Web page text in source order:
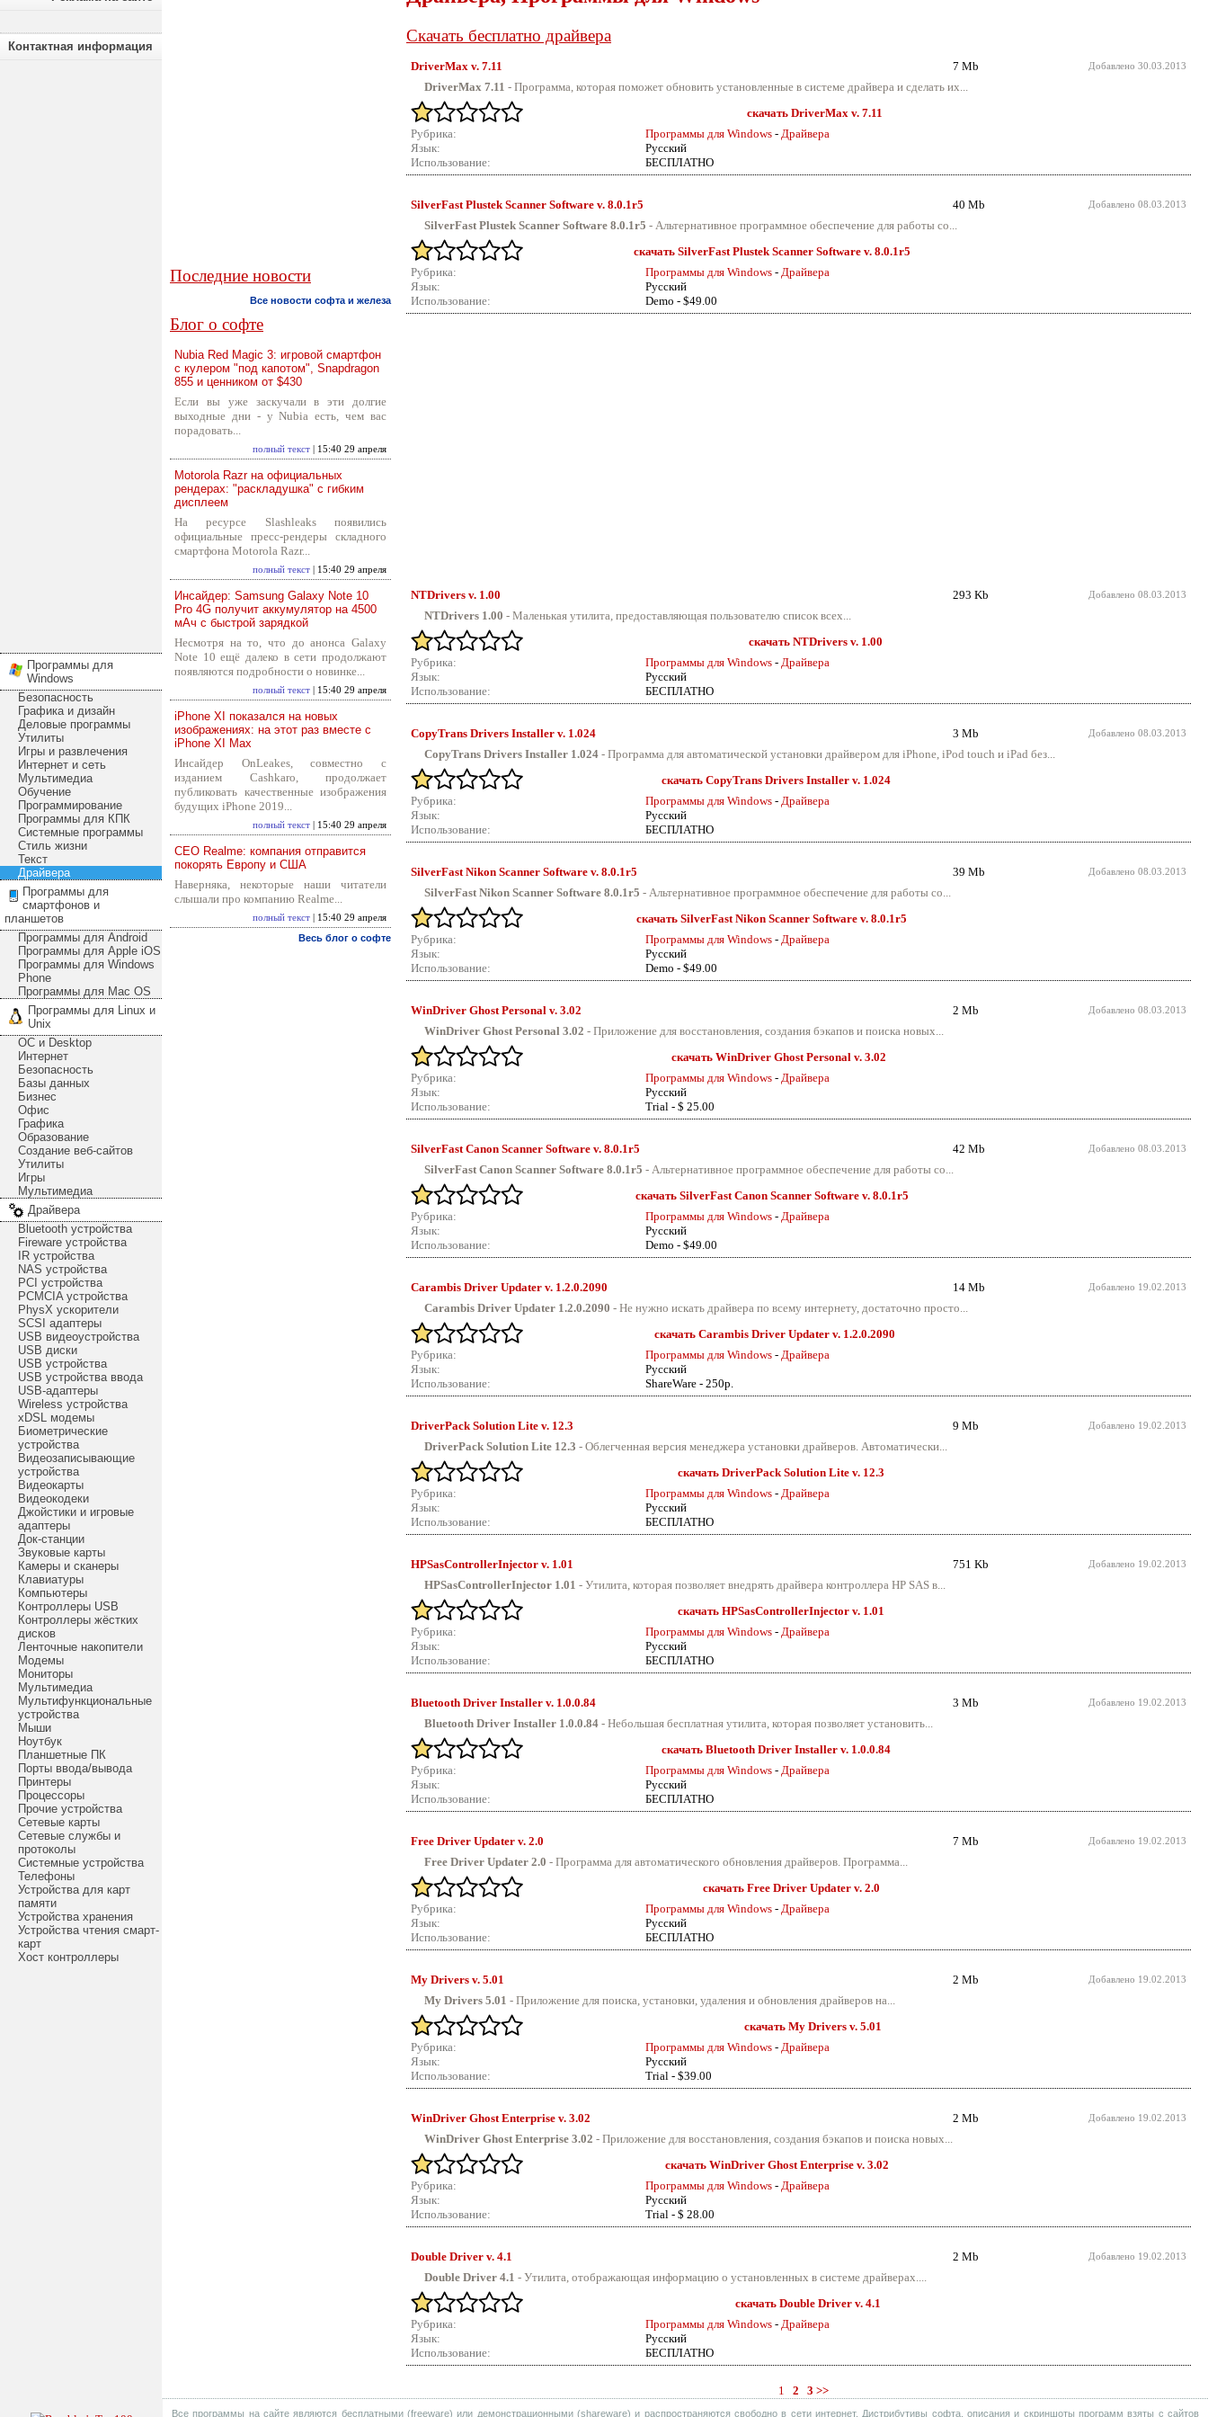
Контактная информация
Программы для
Windows
Безопасность
Графика и дизайн
Деловые программы
Утилиты
Игры и развлечения
Интернет и сеть
Мультимедиа
Обучение
Программирование
Программы для КПК
Системные программы
Стиль жизни
Текст
Драйвера
Программы для
смартфонов и
планшетов
Программы для Android
Программы для Apple iOS
Программы для Windows
Phone
Программы для Mac OS
Программы для Linux и
Unix
ОС и Desktop
Интернет
Безопасность
Базы данных
Бизнес
Офис
Графика
Образование
Создание веб-сайтов
Утилиты
Игры
Мультимедиа
Драйвера
Bluetooth устройства
Fireware устройства
IR устройства
NAS устройства
PCI устройства
PCMCIA устройства
PhysX ускорители
SCSI адаптеры
USB видеоустройства
USB диски
USB устройства
USB устройства ввода
USB-адаптеры
Wireless устройства
xDSL модемы
Биометрические
устройства
Видеозаписывающие
устройства
Видеокарты
Видеокодеки
Джойстики и игровые
адаптеры
Док-станции
Звуковые карты
Камеры и сканеры
Клавиатуры
Компьютеры
Контроллеры USB
Контроллеры жёстких
дисков
Ленточные накопители
Модемы
Мониторы
Мультимедиа
Мультифункциональные
устройства
Мыши
Ноутбук
Планшетные ПК
Порты ввода/вывода
Принтеры
Процессоры
Прочие устройства
Сетевые карты
Сетевые службы и
протоколы
Системные устройства
Телефоны
Устройства для карт
памяти
Устройства хранения
Устройства чтения смарт-
карт
Хост контроллеры
Последние новости
Все новости софта и железа
Блог о софте
Nubia Red Magic 3: игровой смартфон
с кулером "под капотом", Snapdragon
855 и ценником от $430
Если вы уже заскучали в эти долгие
выходные дни - у Nubia есть, чем вас
порадовать...
полный текст | 15:40 29 апреля
Motorola Razr на официальных
рендерах: "раскладушка" с гибким
дисплеем
На ресурсе Slashleaks появились
официальные пресс-рендеры складного
смартфона Motorola Razr...
полный текст | 15:40 29 апреля
Инсайдер: Samsung Galaxy Note 10
Pro 4G получит аккумулятор на 4500
мАч с быстрой зарядкой
Несмотря на то, что до анонса Galaxy
Note 10 ещё далеко в сети продолжают
появляются подробности о новинке...
полный текст | 15:40 29 апреля
iPhone XI показался на новых
изображениях: на этот раз вместе с
iPhone XI Max
Инсайдер OnLeakes, совместно с
изданием Cashkaro, продолжает
публиковать качественные изображения
будущих iPhone 2019...
полный текст | 15:40 29 апреля
CEO Realme: компания отправится
покорять Европу и США
Наверняка, некоторые наши читатели
слышали про компанию Realme...
полный текст | 15:40 29 апреля
Весь блог о софте
Скачать бесплатно драйвера
DriverMax v. 7.11 7 Mb Добавлено 30.03.2013
DriverMax 7.11 - Программа, которая поможет обновить установленные в системе драйвера и сделать их...
скачать DriverMax v. 7.11
Рубрика:
Программы для Windows - Драйвера
Язык:
Русский
Использование:
БЕСПЛАТНО
SilverFast Plustek Scanner Software v. 8.0.1r5 40 Mb Добавлено 08.03.2013
SilverFast Plustek Scanner Software 8.0.1r5 - Альтернативное программное обеспечение для работы со...
скачать SilverFast Plustek Scanner Software v. 8.0.1r5
Рубрика:
Программы для Windows - Драйвера
Язык:
Русский
Использование:
Demo - $49.00
NTDrivers v. 1.00 293 Kb Добавлено 08.03.2013
NTDrivers 1.00 - Маленькая утилита, предоставляющая пользователю список всех...
скачать NTDrivers v. 1.00
Рубрика:
Программы для Windows - Драйвера
Язык:
Русский
Использование:
БЕСПЛАТНО
CopyTrans Drivers Installer v. 1.024 3 Mb Добавлено 08.03.2013
CopyTrans Drivers Installer 1.024 - Программа для автоматической установки драйвером для iPhone, iPod touch и iPad без...
скачать CopyTrans Drivers Installer v. 1.024
Рубрика:
Программы для Windows - Драйвера
Язык:
Русский
Использование:
БЕСПЛАТНО
SilverFast Nikon Scanner Software v. 8.0.1r5 39 Mb Добавлено 08.03.2013
SilverFast Nikon Scanner Software 8.0.1r5 - Альтернативное программное обеспечение для работы со...
скачать SilverFast Nikon Scanner Software v. 8.0.1r5
Рубрика:
Программы для Windows - Драйвера
Язык:
Русский
Использование:
Demo - $49.00
WinDriver Ghost Personal v. 3.02 2 Mb Добавлено 08.03.2013
WinDriver Ghost Personal 3.02 - Приложение для восстановления, создания бэкапов и поиска новых...
скачать WinDriver Ghost Personal v. 3.02
Рубрика:
Программы для Windows - Драйвера
Язык:
Русский
Использование:
Trial - $ 25.00
SilverFast Canon Scanner Software v. 8.0.1r5 42 Mb Добавлено 08.03.2013
SilverFast Canon Scanner Software 8.0.1r5 - Альтернативное программное обеспечение для работы со...
скачать SilverFast Canon Scanner Software v. 8.0.1r5
Рубрика:
Программы для Windows - Драйвера
Язык:
Русский
Использование:
Demo - $49.00
Carambis Driver Updater v. 1.2.0.2090 14 Mb Добавлено 19.02.2013
Carambis Driver Updater 1.2.0.2090 - Не нужно искать драйвера по всему интернету, достаточно просто...
скачать Carambis Driver Updater v. 1.2.0.2090
Рубрика:
Программы для Windows - Драйвера
Язык:
Русский
Использование:
ShareWare - 250р.
DriverPack Solution Lite v. 12.3 9 Mb Добавлено 19.02.2013
DriverPack Solution Lite 12.3 - Облегченная версия менеджера установки драйверов. Автоматически...
скачать DriverPack Solution Lite v. 12.3
Рубрика:
Программы для Windows - Драйвера
Язык:
Русский
Использование:
БЕСПЛАТНО
HPSasControllerInjector v. 1.01 751 Kb Добавлено 19.02.2013
HPSasControllerInjector 1.01 - Утилита, которая позволяет внедрять драйвера контроллера HP SAS в...
скачать HPSasControllerInjector v. 1.01
Рубрика:
Программы для Windows - Драйвера
Язык:
Русский
Использование:
БЕСПЛАТНО
Bluetooth Driver Installer v. 1.0.0.84 3 Mb Добавлено 19.02.2013
Bluetooth Driver Installer 1.0.0.84 - Небольшая бесплатная утилита, которая позволяет установить...
скачать Bluetooth Driver Installer v. 1.0.0.84
Рубрика:
Программы для Windows - Драйвера
Язык:
Русский
Использование:
БЕСПЛАТНО
Free Driver Updater v. 2.0 7 Mb Добавлено 19.02.2013
Free Driver Updater 2.0 - Программа для автоматического обновления драйверов. Программа...
скачать Free Driver Updater v. 2.0
Рубрика:
Программы для Windows - Драйвера
Язык:
Русский
Использование:
БЕСПЛАТНО
My Drivers v. 5.01 2 Mb Добавлено 19.02.2013
My Drivers 5.01 - Приложение для поиска, установки, удаления и обновления драйверов на...
скачать My Drivers v. 5.01
Рубрика:
Программы для Windows - Драйвера
Язык:
Русский
Использование:
Trial - $39.00
WinDriver Ghost Enterprise v. 3.02 2 Mb Добавлено 19.02.2013
WinDriver Ghost Enterprise 3.02 - Приложение для восстановления, создания бэкапов и поиска новых...
скачать WinDriver Ghost Enterprise v. 3.02
Рубрика:
Программы для Windows - Драйвера
Язык:
Русский
Использование:
Trial - $ 28.00
Double Driver v. 4.1 2 Mb Добавлено 19.02.2013
Double Driver 4.1 - Утилита, отображающая информацию о установленных в системе драйверах....
скачать Double Driver v. 4.1
Рубрика:
Программы для Windows - Драйвера
Язык:
Русский
Использование:
БЕСПЛАТНО
1 2 3 >>
Все программы на сайте являются бесплатными (freeware) или демонстрационными (shareware) и распространяются свободно в сети интернет. Дистрибутивы софта, описания и скриншоты программ взяты с сайтов